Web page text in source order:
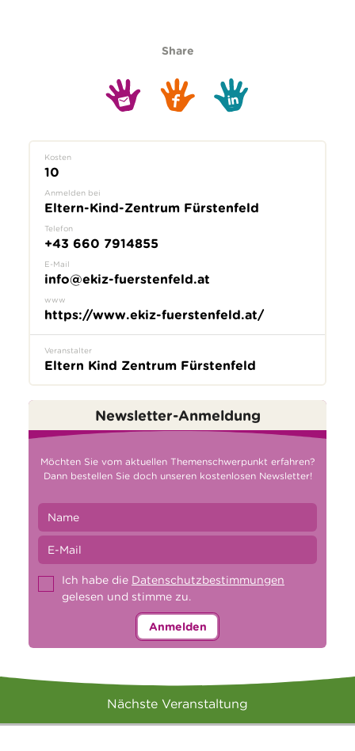
Share
Kosten
10
Anmelden bei
Eltern-Kind-Zentrum Fürstenfeld
Telefon
+43 660 7914855
E-Mail
info@ekiz-fuerstenfeld.at
www
https://www.ekiz-fuerstenfeld.at/
Veranstalter
Eltern Kind Zentrum Fürstenfeld
Newsletter-Anmeldung
Möchten Sie vom aktuellen Themenschwerpunkt erfahren?
Dann bestellen Sie doch unseren kostenlosen Newsletter!
Ich habe die Datenschutzbestimmungen
gelesen und stimme zu.
Anmelden
Nächste Veranstaltung